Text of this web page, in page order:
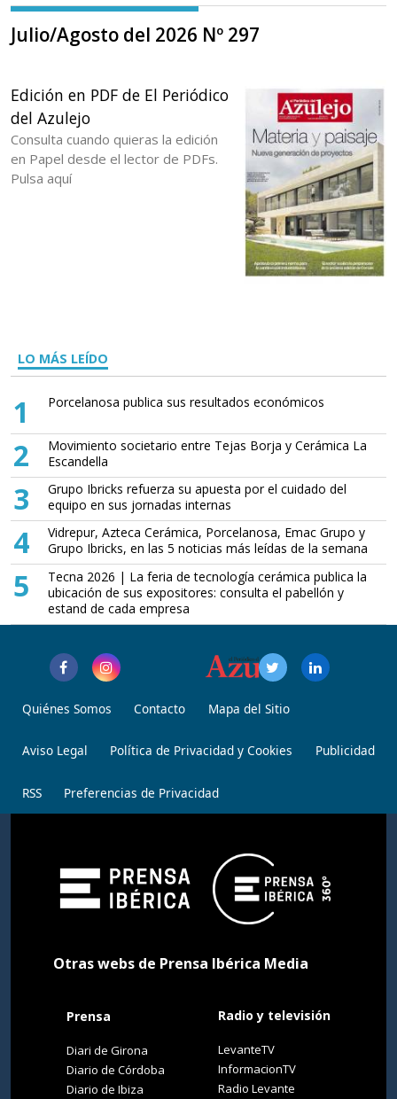
Julio/Agosto del 2026 Nº 297
Edición en PDF de El Periódico
del Azulejo
Consulta cuando quieras la edición
en Papel desde el lector de PDFs.
Pulsa aquí
LO MÁS LEÍDO
1 Porcelanosa publica sus resultados económicos
2
Movimiento societario entre Tejas Borja y Cerámica La
Escandella
3
Grupo Ibricks refuerza su apuesta por el cuidado del
equipo en sus jornadas internas
4
Vidrepur, Azteca Cerámica, Porcelanosa, Emac Grupo y
Grupo Ibricks, en las 5 noticias más leídas de la semana
5
Tecna 2026 | La feria de tecnología cerámica publica la
ubicación de sus expositores: consulta el pabellón y
estand de cada empresa
Quiénes Somos Contacto Mapa del Sitio
Aviso Legal Política de Privacidad y Cookies Publicidad
RSS Preferencias de Privacidad
Otras webs de Prensa Ibérica Media
Prensa
Diari de Girona
Diario de Córdoba
Diario de Ibiza
Radio y televisión
LevanteTV
InformacionTV
Radio Levante